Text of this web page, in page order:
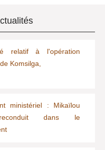
relatif à l'opération
Komsilga,
ministériel : Mikaïlou
dans le